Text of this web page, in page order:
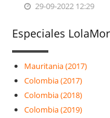
29-09-2022 12:29
Especiales
Mauritania (2017)
Colombia (2017)
Colombia (2018)
Colombia (2019)